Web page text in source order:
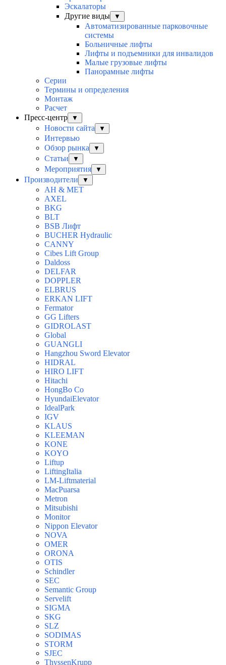
Эскалаторы
Другие виды
▼
Автоматизированные парковочные
системы
Больничные лифты
Лифты и подъемники для инвалидов
Малые грузовые лифты
Панорамные лифты
Серии
Термины и определения
Монтаж
Расчет
Пресс-центр
▼
Новости сайта ▼
Интервью
Обзор рынка
▼
Статьи ▼
Мероприятия ▼
Производители ▼
AH & MET
AXEL
BKG
BLT
BSB Лифт
BUCHER Hydraulic
CANNY
Cibes Lift Group
Daldoss
DELFAR
DOPPLER
ELBRUS
ERKAN LIFT
Fermator
GG Lifters
GIDROLAST
Global
GUANGLI
Hangzhou Sword Elevator
HIDRAL
HIRO LIFT
Hitachi
HongBo Co
HyundaiElevator
IdealPark
IGV
KLAUS
KLEEMAN
KONE
KOYO
Liftup
LiftingItalia
LM-Liftmaterial
MacPuarsa
Metron
Mitsubishi
Monitor
Nippon Elevator
NOVA
OMER
ORONA
OTIS
Schindler
SEC
Semantic Group
Servelift
SIGMA
SKG
SLZ
SODIMAS
STORM
SJEC
ThyssenKrupp